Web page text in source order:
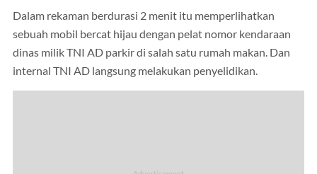
Dalam rekaman berdurasi 2 menit itu memperlihatkan
sebuah mobil bercat hijau dengan pelat nomor kendaraan
dinas milik TNI AD parkir di salah satu rumah makan. Dan
internal TNI AD langsung melakukan penyelidikan.